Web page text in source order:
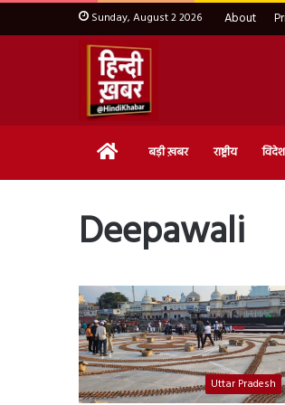
Sunday, August 2 2026 About
Home बड़ी ख़बर राष्ट्रीय विदेश
Deepawali
Uttar Pradesh